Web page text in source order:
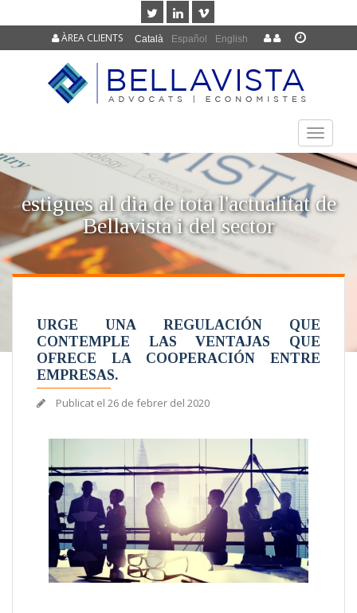
Català Español English
ÀREA CLIENTS
TOGGLE
estigues al dia de tota l'actualitat de
Bellavista i del sector
URGE UNA REGULACIÓN QUE
CONTEMPLE LAS VENTAJAS QUE
OFRECE LA COOPERACIÓN ENTRE
EMPRESAS.
Publicat el 26 de febrer del 2020